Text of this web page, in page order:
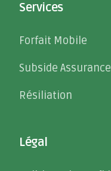
Services
Forfait Mobile
Subside Assurance
Résiliation
Légal